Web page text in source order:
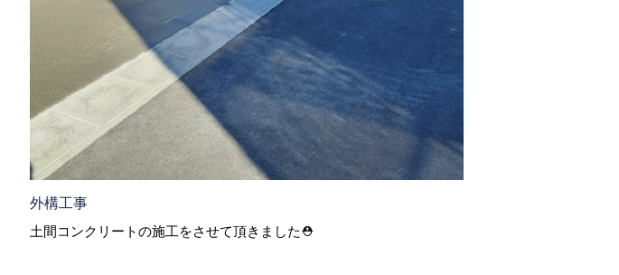
外構工事
土間コンクリートの施工をさせて頂きました⛑